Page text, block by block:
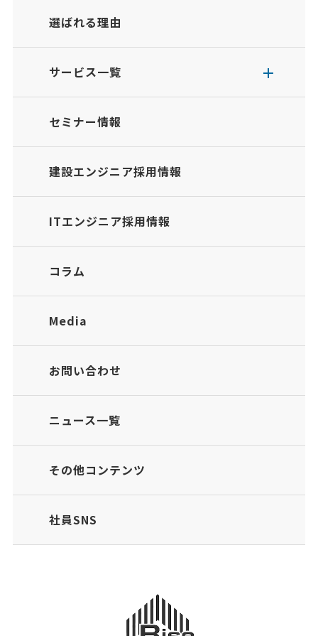
選ばれる理由
サービス一覧
セミナー情報
建設エンジニア採用情報
ITエンジニア採用情報
コラム
Media
お問い合わせ
ニュース一覧
その他コンテンツ
社員SNS